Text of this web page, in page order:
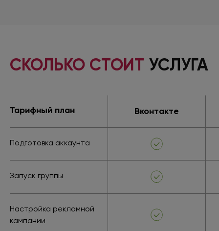
СКОЛЬКО СТОИТ УСЛУГА
Тарифный план Вконтакте
Подготовка аккаунта
Запуск группы
Настройка рекламной
кампании